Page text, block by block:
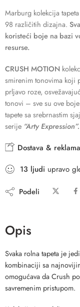
Marburg kolekcija tapeta
98 različitih dizajna.
koristeći boje na bazi
resurse.
CRUSH MOTION
smirenim tonovima koji
prljavo roze,
tonovi – sve su ove
tapete sa srebrnastim
serije “Arty Expression”.
Dostava &
13 ljudi upravo
Podeli
Opis
Svaka rolna tapeta je
kombinaciji sa
omogućava da Crush
savremenim pristupom.